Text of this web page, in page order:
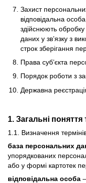
Захист
відповідальна
здійснюють
даних у зв’язку з
строк зберігання
Права суб’єкта
Порядок роботи з
Державна
1. Загальні
1.1. Визначення
база персональних
упорядкованих
або у формі картотек
відповідальна особа